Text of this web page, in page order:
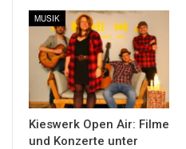
MUSIK
Kieswerk Open Air: Filme
und Konzerte unter